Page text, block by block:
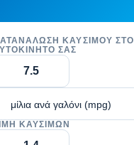
ΚΑΥΣΊΜΟΥ ΣΤΟ
ΣΑΣ
μίλια ανά γαλόνι (mpg)
ΚΑΥΣΊΜΩΝ